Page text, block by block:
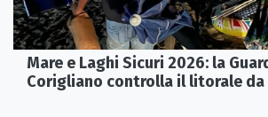
Mare e Laghi Sicuri 2026: la
Corigliano controlla il litorale da